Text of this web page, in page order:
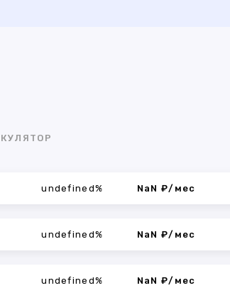
undefined% NaN ₽/мес
undefined% NaN ₽/мес
undefined% NaN ₽/мес